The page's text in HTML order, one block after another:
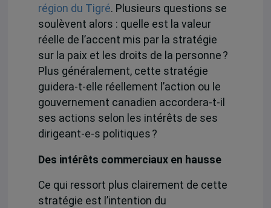
région du Tigré. Plusieurs questions se
soulèvent alors : quelle est la valeur
réelle de l’accent mis par la stratégie
sur la paix et les droits de la personne ?
Plus généralement, cette stratégie
guidera-t-elle réellement l’action ou le
gouvernement canadien accordera-t-il
ses actions selon les intérêts de ses
dirigeant-e-s politiques ?
Des intérêts commerciaux en hausse
Ce qui ressort plus clairement de cette
stratégie est l’intention du